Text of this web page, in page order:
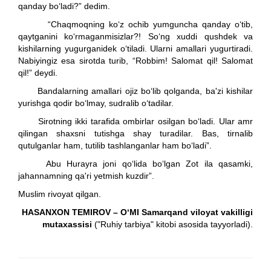
qanday bo‘ladi?” dedim.
“Chaqmoqning ko‘z ochib yumguncha qanday o‘tib,
qaytganini ko‘rmaganmisizlar?! So‘ng xuddi qushdek va
kishilarning yugurganidek o‘tiladi. Ularni amallari yugurtiradi.
Nabiyingiz esa sirotda turib, “Robbim! Salomat qil! Salomat
qil!” deydi.
Bandalarning amallari ojiz bo‘lib qolganda, ba'zi kishilar
yurishga qodir bo‘lmay, sudralib o‘tadilar.
Sirotning ikki tarafida ombirlar osilgan bo‘ladi. Ular amr
qilingan shaxsni tutishga shay turadilar. Bas, tirnalib
qutulganlar ham, tutilib tashlanganlar ham bo‘ladi”.
Abu Hurayra joni qo‘lida bo‘lgan Zot ila qasamki,
jahannamning qa'ri yetmish kuzdir”.
Muslim rivoyat qilgan.
HASANXON TEMIROV – O‘MI Samarqand viloyat vakilligi
mutaxassisi ("Ruhiy tarbiya" kitobi asosida tayyorladi).